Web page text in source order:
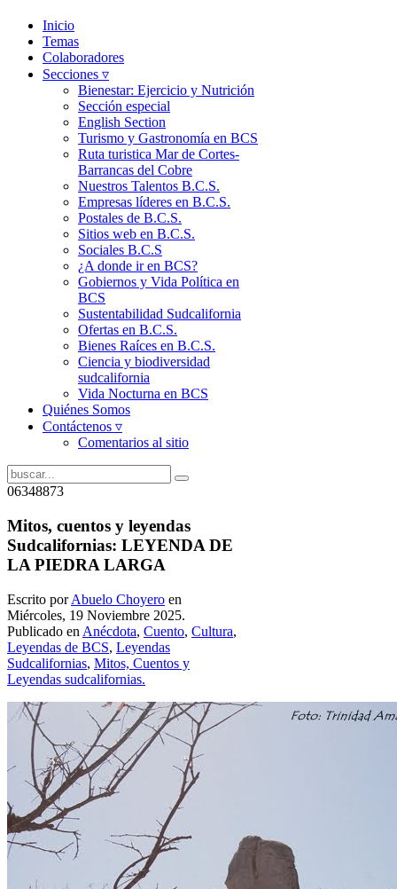
Inicio
Temas
Colaboradores
Secciones ▿
Bienestar: Ejercicio y Nutrición
Sección especial
English Section
Turismo y Gastronomía en BCS
Ruta turistica Mar de Cortes-
Barrancas del Cobre
Nuestros Talentos B.C.S.
Empresas líderes en B.C.S.
Postales de B.C.S.
Sitios web en B.C.S.
Sociales B.C.S
¿A donde ir en BCS?
Gobiernos y Vida Política en
BCS
Sustentabilidad Sudcalifornia
Ofertas en B.C.S.
Bienes Raíces en B.C.S.
Ciencia y biodiversidad
sudcalifornia
Vida Nocturna en BCS
Quiénes Somos
Contáctenos ▿
Comentarios al sitio
06348873
Mitos, cuentos y leyendas
Sudcalifornias: LEYENDA DE
LA PIEDRA LARGA
Escrito porAbuelo Choyero en
Miércoles, 19 Noviembre 2025.
Publicado en Anécdota, Cuento, Cultura,
Leyendas de BCS, Leyendas
Sudcalifornias, Mitos, Cuentos y
Leyendas sudcalifornias.